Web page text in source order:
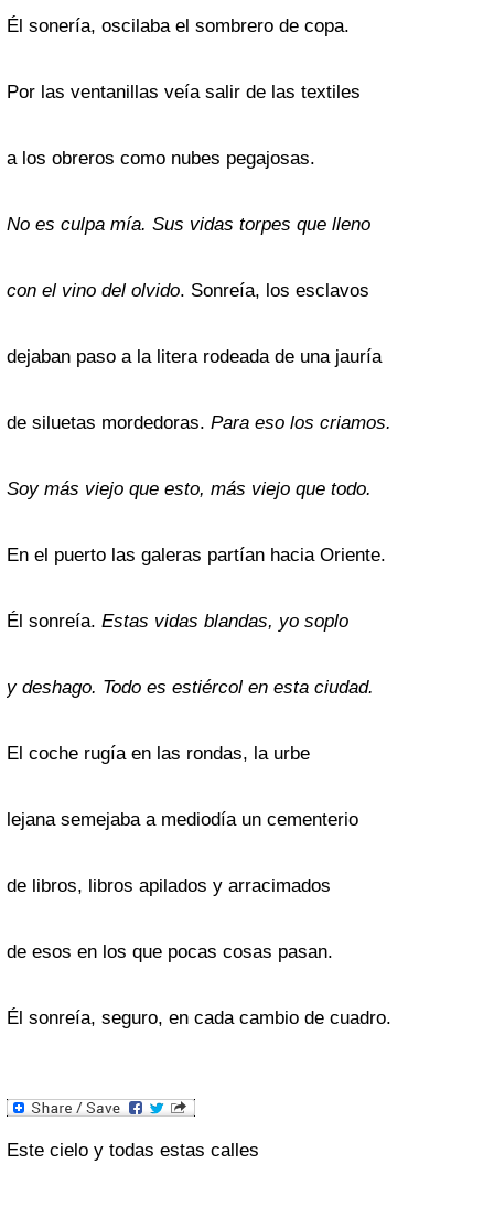
Él sonería, oscilaba el sombrero de copa.
Por las ventanillas veía salir de las textiles
a los obreros como nubes pegajosas.
No es culpa mía. Sus vidas torpes que lleno
con el vino del olvido. Sonreía, los esclavos
dejaban paso a la litera rodeada de una jauría
de siluetas mordedoras. Para eso los criamos.
Soy más viejo que esto, más viejo que todo.
En el puerto las galeras partían hacia Oriente.
Él sonreía. Estas vidas blandas, yo soplo
y deshago. Todo es estiércol en esta ciudad.
El coche rugía en las rondas, la urbe
lejana semejaba a mediodía un cementerio
de libros, libros apilados y arracimados
de esos en los que pocas cosas pasan.
Él sonreía, seguro, en cada cambio de cuadro.
Este cielo y todas estas calles